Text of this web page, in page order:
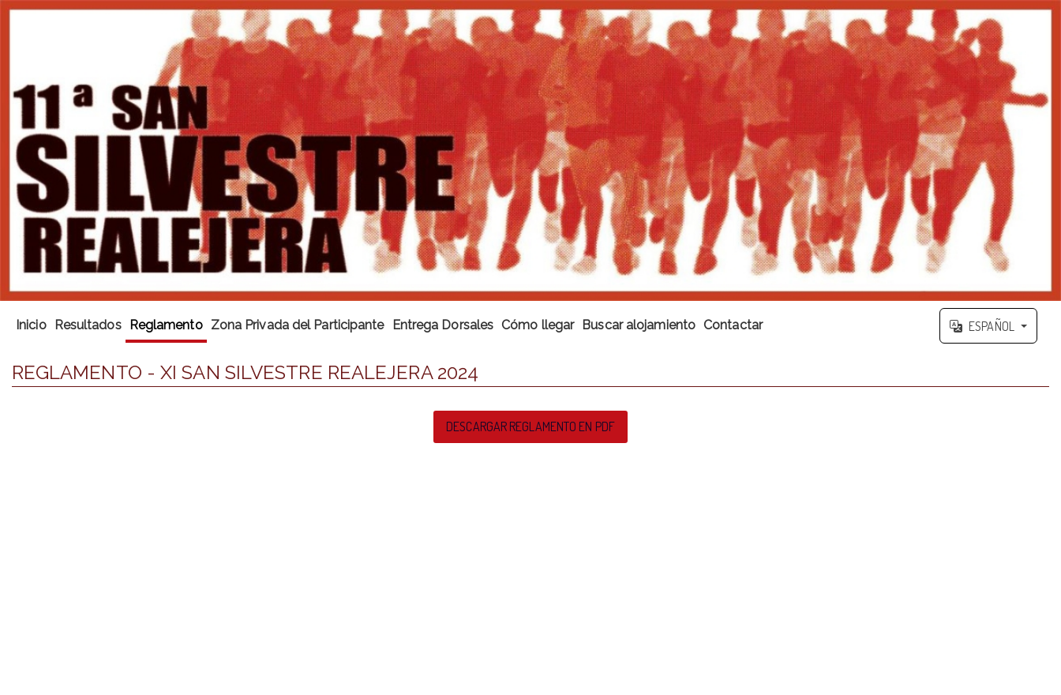
Inicio Resultados Reglamento Zona Privada del Participante Entrega Dorsales Cómo llegar Buscar alojamiento Contactar ESPAÑOL
REGLAMENTO - XI SAN SILVESTRE REALEJERA 2024
DESCARGAR REGLAMENTO EN PDF